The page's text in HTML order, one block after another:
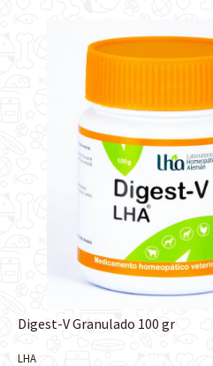
Digest-V Granulado 100 gr
LHA